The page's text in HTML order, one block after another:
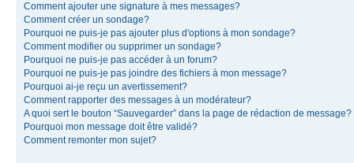
Comment ajouter une signature à mes messages?
Comment créer un sondage?
Pourquoi ne puis-je pas ajouter plus d'options à mon sondage?
Comment modifier ou supprimer un sondage?
Pourquoi ne puis-je pas accéder à un forum?
Pourquoi ne puis-je pas joindre des fichiers à mon message?
Pourquoi ai-je reçu un avertissement?
Comment rapporter des messages à un modérateur?
A quoi sert le bouton “Sauvegarder” dans la page de rédaction de message?
Pourquoi mon message doit être validé?
Comment remonter mon sujet?